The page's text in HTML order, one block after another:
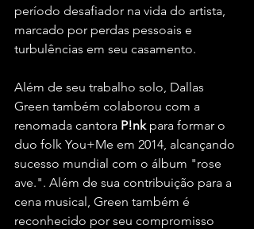
período desafiador na vida do artista,
marcado por perdas pessoais e
turbulências em seu casamento.
Além de seu trabalho solo, Dallas
Green também colaborou com a
renomada cantora P!nk para formar o
duo folk You+Me em 2014, alcançando
sucesso mundial com o álbum "rose
ave.". Além de sua contribuição para a
cena musical, Green também é
reconhecido por seu compromisso